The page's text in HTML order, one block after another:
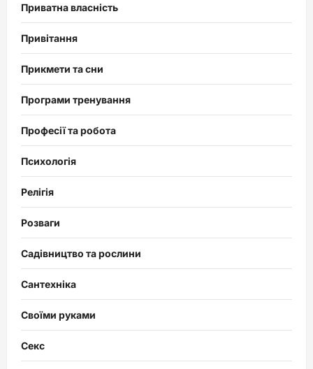
Приватна власність
Привітання
Прикмети та сни
Програми тренування
Професії та робота
Психологія
Релігія
Розваги
Садівництво та рослини
Сантехніка
Своїми руками
Секс